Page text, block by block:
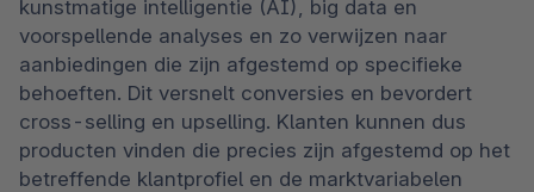
kunstmatige intelligentie (AI), big data en
voorspellende analyses en zo verwijzen naar
aanbiedingen die zijn afgestemd op specifieke
behoeften. Dit versnelt conversies en bevordert
cross-selling en upselling. Klanten kunnen dus
producten vinden die precies zijn afgestemd op het
betreffende klantprofiel en de marktvariabelen